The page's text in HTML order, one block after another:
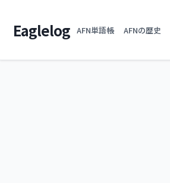
Eaglelog AFN単語帳 AFNの歴史